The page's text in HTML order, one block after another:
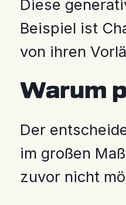
Diese
Beispiel ist
von ihren
Warum
Der
im großen
zuvor nicht